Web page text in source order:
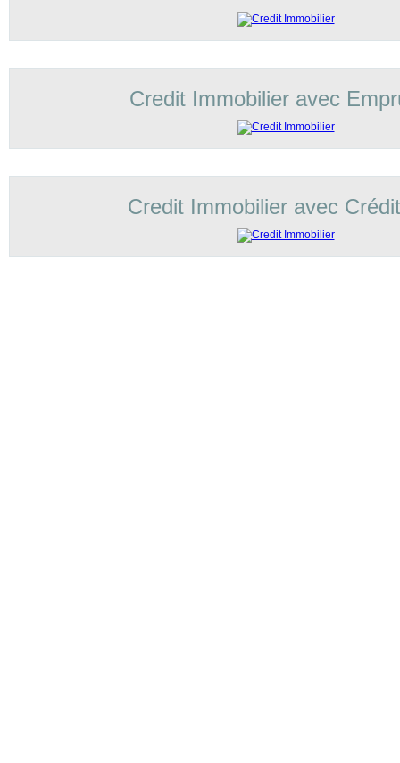
Credit Immobilier avec
Credit Immobilier avec